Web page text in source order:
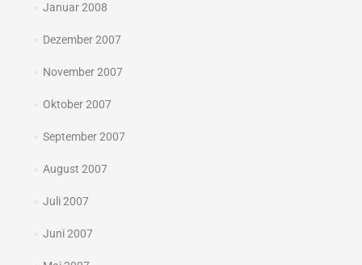
Januar 2008
Dezember 2007
November 2007
Oktober 2007
September 2007
August 2007
Juli 2007
Juni 2007